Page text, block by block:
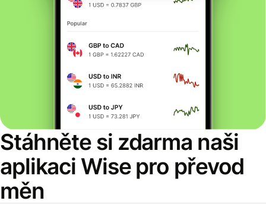
Stáhněte si zdarma naši
aplikaci Wise pro převod
měn